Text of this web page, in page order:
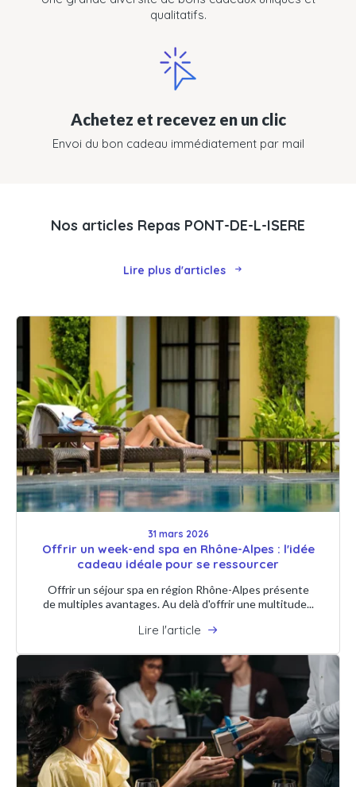
qualitatifs.
Achetez et recevez en un clic
Envoi du bon cadeau immédiatement par mail
Nos articles Repas PONT-DE-L-ISERE
Lire plus d'articles
31 mars 2026
Offrir un week-end spa en Rhône-Alpes : l'idée
cadeau idéale pour se ressourcer
Offrir un séjour spa en région Rhône-Alpes présente
de multiples avantages. Au delà d'offrir une multitude...
Lire l'article